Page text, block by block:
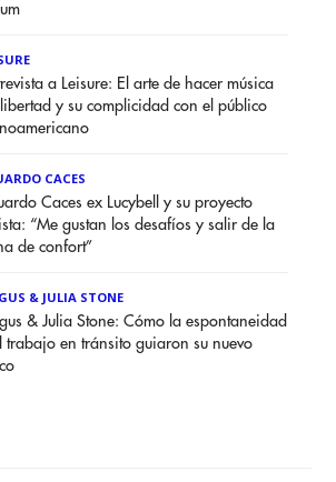
a Leisure: El arte de hacer música
y su complicidad con el público
CACES
Caces ex Lucybell y su proyecto
“Me gustan los desafíos y salir de la
de confort”
& JULIA STONE
& Julia Stone: Cómo la espontaneidad
trabajo en tránsito guiaron su nuevo